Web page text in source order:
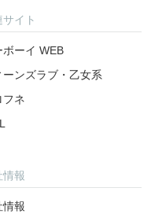
サイト
ボーイ WEB
ーンズラブ・乙女系
フネ
情報
情報